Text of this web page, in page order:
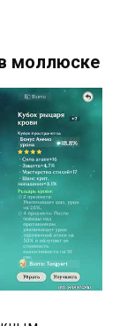
моллюске